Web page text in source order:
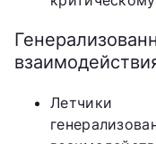
Летчики